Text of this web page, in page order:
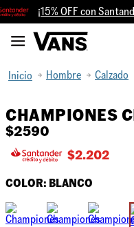
¡15% OFF con
Hombre Calzado
CHAMPIONES
$2590
$2.202
COLOR: BLANCO